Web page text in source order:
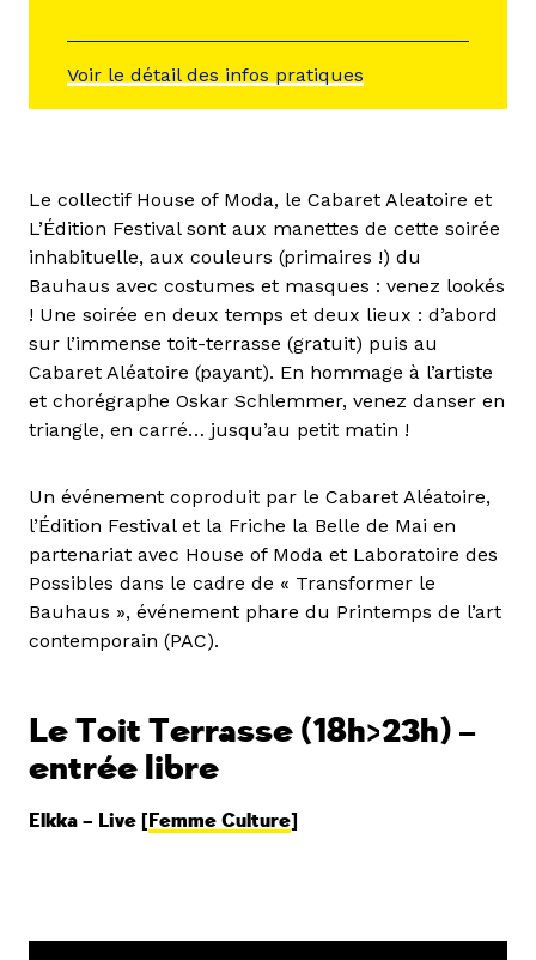
Voir le détail des infos pratiques
Le collectif House of Moda, le Cabaret Aleatoire et
L’Édition Festival sont aux manettes de cette soirée
inhabituelle, aux couleurs (primaires !) du
Bauhaus avec costumes et masques : venez lookés
! Une soirée en deux temps et deux lieux : d’abord
sur l’immense toit-terrasse (gratuit) puis au
Cabaret Aléatoire (payant). En hommage à l’artiste
et chorégraphe Oskar Schlemmer, venez danser en
triangle, en carré… jusqu’au petit matin !
Un événement coproduit par le Cabaret Aléatoire,
l’Édition Festival et la Friche la Belle de Mai en
partenariat avec House of Moda et Laboratoire des
Possibles dans le cadre de « Transformer le
Bauhaus », événement phare du Printemps de l’art
contemporain (PAC).
Le Toit Terrasse (18h>23h) –
entrée libre
Elkka – Live [Femme Culture]